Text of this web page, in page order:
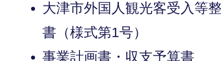
大津市外国人観光客受入等
書（様式第1号）
事業計画書・収支予算書